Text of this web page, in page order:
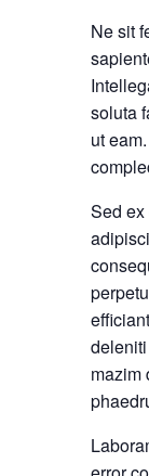
Ne sit
soluta
ut
Sed
mazim